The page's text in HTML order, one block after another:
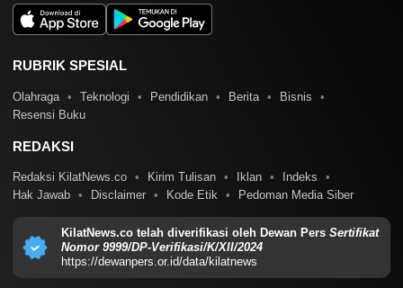
RUBRIK SPESIAL
Olahraga Teknologi Pendidikan Berita
Bisnis
Resensi Buku
REDAKSI
Redaksi KilatNews.co Kirim Tulisan Iklan
Indeks
Hak Jawab
Disclaimer Kode Etik Pedoman Media Siber
KilatNews.co telah diverifikasi oleh Dewan Pers Sertifikat
Nomor 9999/DP-Verifikasi/K/XII/2024
https://dewanpers.or.id/data/kilatnews